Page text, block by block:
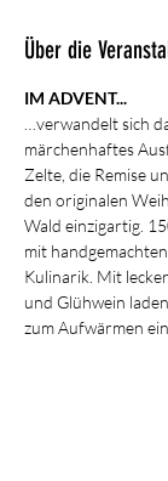
Über die
IM ADVENT...
…verwandelt sich
märchenhaftes
Zelte, die Remise
den originalen
Wald einzigartig.
mit
Kulinarik. Mit
und Glühwein
zum Aufwärmen ein.